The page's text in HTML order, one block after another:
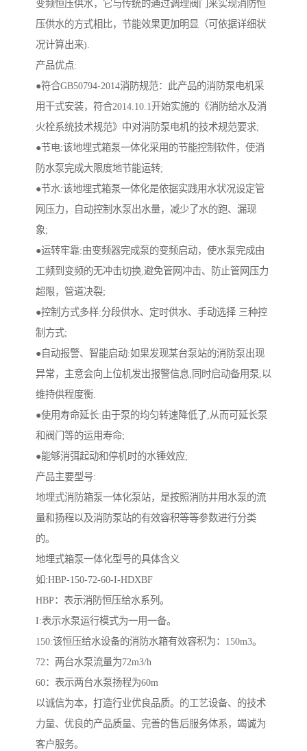
变频恒压供水，它与传统的通过调理阀门来实现消防恒
压供水的方式相比，节能效果更加明显（可依据详细状
况计算出来).
产品优点:
●符合GB50794-2014消防规范：此产品的消防泵电机采
用干式安装，符合2014.10.1开始实施的《消防给水及消
火栓系统技术规范》中对消防泵电机的技术规范要求;
●节电:该地埋式箱泵一体化采用的节能控制软件，使消
防水泵完成大限度地节能运转;
●节水:该地埋式箱泵一体化是依据实践用水状况设定管
网压力，自动控制水泵出水量，减少了水的跑、漏现
象;
●运转牢靠:由变频器完成泵的变频启动，使水泵完成由
工频到变频的无冲击切换,避免管网冲击、防止管网压力
超限，管道决裂;
●控制方式多样:分段供水、定时供水、手动选择 三种控
制方式;
●自动报警、智能启动:如果发现某台泵站的消防泵出现
异常，主意会向上位机发出报警信息,同时启动备用泵,以
维持供程度衡.
●使用寿命延长:由于泵的均匀转速降低了,从而可延长泵
和阀门等的运用寿命;
●能够消弭起动和停机时的水锤效应;
产品主要型号:
地埋式消防箱泵一体化泵站，是按照消防井用水泵的流
量和扬程以及消防泵站的有效容积等等参数进行分类
的。
地埋式箱泵一体化型号的具体含义
如:HBP-150-72-60-I-HDXBF
HBP：表示消防恒压给水系列。
I:表示水泵运行模式为一用一备。
150:该恒压给水设备的消防水箱有效容积为：150m3。
72：两台水泵流量为72m3/h
60：表示两台水泵扬程为60m
以诚信为本，打造行业优良品质。的工艺设备、的技术
力量、优良的产品质量、完善的售后服务体系，竭诚为
客户服务。